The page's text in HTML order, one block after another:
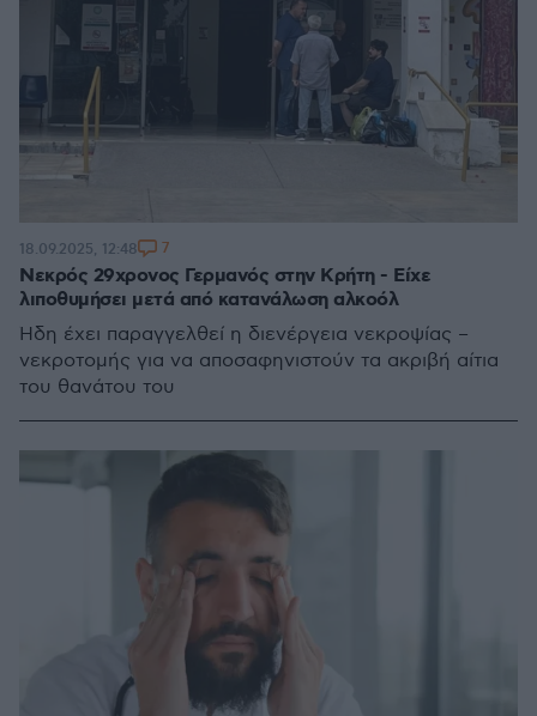
Νεκρός 29χρονος Γερμανός στην Κρήτη - Είχε
λιποθυμήσει μετά από κατανάλωση αλκοόλ
Ήδη έχει παραγγελθεί η διενέργεια νεκροψίας –
νεκροτομής για να αποσαφηνιστούν τα ακριβή αίτια
του θανάτου του
18.09.2025, 12:48 7